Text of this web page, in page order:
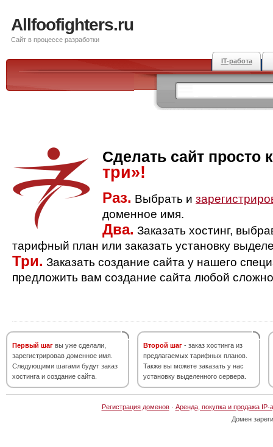
Allfoofighters.ru
Сайт в процессе разработки
IT-работа
Сделать сайт просто
три»!
Раз. Выбрать и
доменное имя.
Два. Заказать хостинг,
тарифный план или заказать установку
Три. Заказать создание сайта у нашего
предложить вам создание сайта любой
Первый шаг вы уже сделали,
зарегистрировав доменное имя.
Следующими шагами будут заказ
хостинга и создание сайта.
Второй шаг - заказ хостинга из
предлагаемых тарифных планов.
Также вы можете заказать у нас
установку выделенного сервера.
Регистрация доменов· Аренда, покупка и продажа IP-
Домен